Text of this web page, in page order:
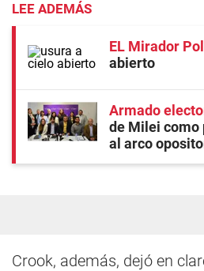
LEE ADEMÁS
EL Mirador
abierto
Armado
de Milei como
al arco
Crook, además, dejó en